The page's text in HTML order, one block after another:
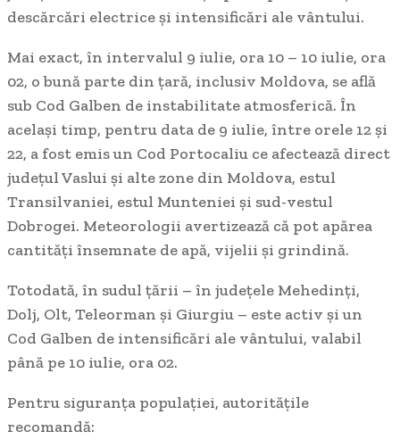
descărcări electrice și intensificări ale vântului.
Mai exact, în intervalul 9 iulie, ora 10 – 10 iulie, ora
02, o bună parte din țară, inclusiv Moldova, se află
sub Cod Galben de instabilitate atmosferică. În
același timp, pentru data de 9 iulie, între orele 12 și
22, a fost emis un Cod Portocaliu ce afectează direct
județul Vaslui și alte zone din Moldova, estul
Transilvaniei, estul Munteniei și sud-vestul
Dobrogei. Meteorologii avertizează că pot apărea
cantități însemnate de apă, vijelii și grindină.
Totodată, în sudul țării – în județele Mehedinți,
Dolj, Olt, Teleorman și Giurgiu – este activ și un
Cod Galben de intensificări ale vântului, valabil
până pe 10 iulie, ora 02.
Pentru siguranța populației, autoritățile
recomandă: